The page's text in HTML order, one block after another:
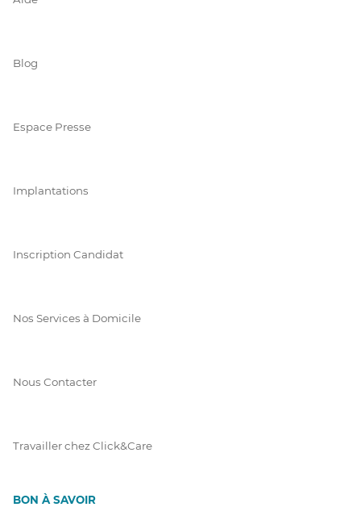
Blog
Espace Presse
Implantations
Inscription Candidat
Nos Services à Domicile
Nous Contacter
Travailler chez Click&Care
BON À SAVOIR